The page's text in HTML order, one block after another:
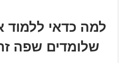
למה כדאי ללמוד
שלומדים שפה